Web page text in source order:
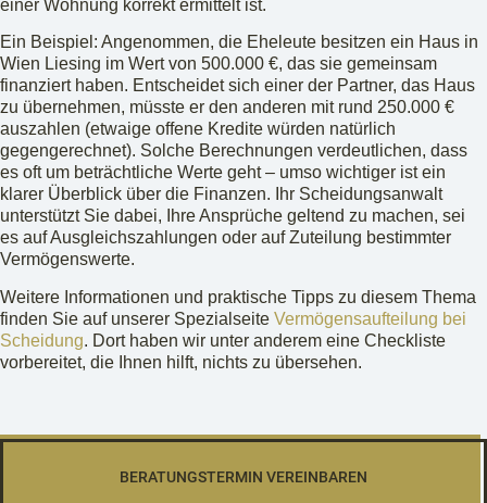
einer Wohnung korrekt ermittelt ist.
Ein Beispiel: Angenommen, die Eheleute besitzen ein Haus in
Wien Liesing im Wert von 500.000 €, das sie gemeinsam
finanziert haben. Entscheidet sich einer der Partner, das Haus
zu übernehmen, müsste er den anderen mit rund 250.000 €
auszahlen (etwaige offene Kredite würden natürlich
gegengerechnet). Solche Berechnungen verdeutlichen, dass
es oft um beträchtliche Werte geht – umso wichtiger ist ein
klarer Überblick über die Finanzen. Ihr Scheidungsanwalt
unterstützt Sie dabei, Ihre Ansprüche geltend zu machen, sei
es auf Ausgleichszahlungen oder auf Zuteilung bestimmter
Vermögenswerte.
Weitere Informationen und praktische Tipps zu diesem Thema
finden Sie auf unserer Spezialseite Vermögensaufteilung bei
Scheidung. Dort haben wir unter anderem eine Checkliste
vorbereitet, die Ihnen hilft, nichts zu übersehen.
BERATUNGSTERMIN VEREINBAREN